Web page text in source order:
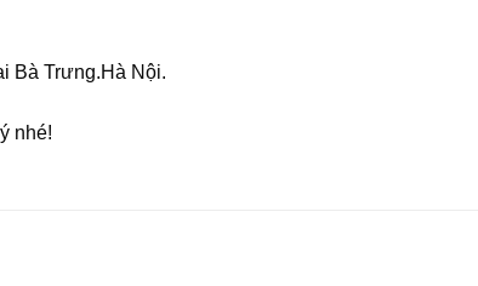
Bà Trưng.Hà Nội.
nhé!